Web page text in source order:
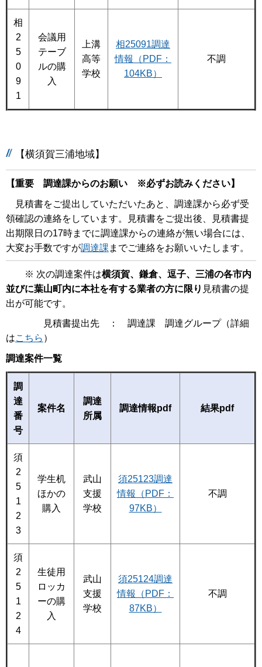
相
2
5
0
9
1
会議用
テーブ
ルの購
入
上溝
高等
学校
相25091調達
情報（PDF：
104KB）
不調
【横須賀三浦地域】
【重要 調達課からのお願い ※必ずお読みください】
見積書をご提出していただいたあと、調達課から必ず受
領確認の連絡をしています。見積書をご提出後、見積書提
出期限日の17時までに調達課からの連絡が無い場合には、
大変お手数ですが調達課 までご連絡をお願いいたします。
※ 次の調達案件は横須賀、鎌倉、逗子、三浦の各市内
並びに葉山町内に本社を有する業者の方に限り 見積書の提
出が可能です。
見積書提出先 ： 調達課 調達グループ（詳細
はこちら ）
調達案件一覧
調
達
番
号
案件名
調達
所属
調達情報pdf 結果pdf
須
2
5
1
2
3
学生机
ほかの
購入
武山
支援
学校
須25123調達
情報（PDF：
97KB）
不調
須
2
5
1
2
4
生徒用
ロッカ
ーの購
入
武山
支援
学校
須25124調達
情報（PDF：
87KB）
不調